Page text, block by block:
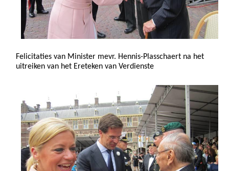
Felicitaties van Minister mevr. Hennis-Plasschaert na het
uitreiken van het Ereteken van Verdienste